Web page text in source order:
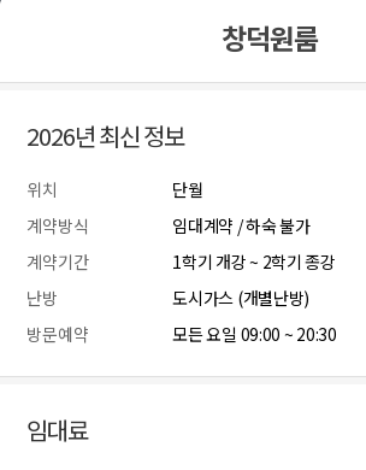
창덕원룸
2026년 최신 정보
위치
단월
계약방식
임대계약 / 하숙 불가
계약기간
1학기 개강 ~ 2학기 종강
난방
도시가스 (개별난방)
방문예약
모든 요일 09:00 ~ 20:30
임대료